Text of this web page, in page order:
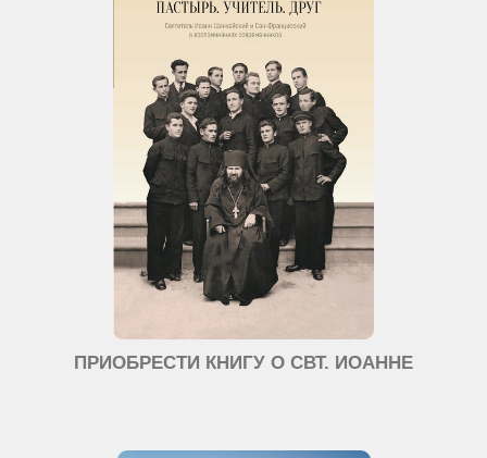
ПРИОБРЕСТИ КНИГУ О СВТ. ИОАННЕ